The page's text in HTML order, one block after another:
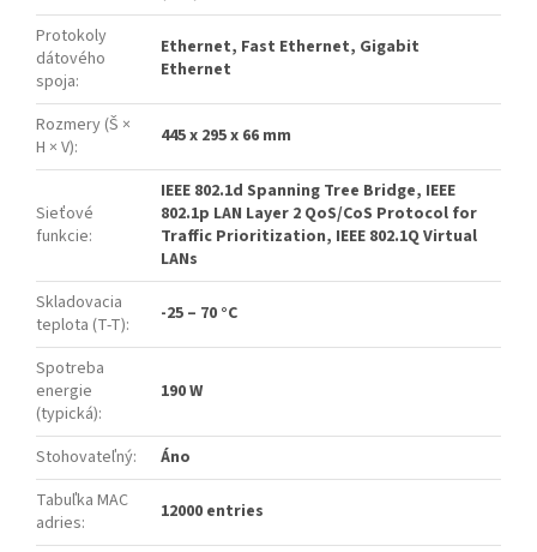
Protokoly
dátového
spoja:
Ethernet, Fast Ethernet, Gigabit
Ethernet
Rozmery (Š ×
H × V): 445 x 295 x 66 mm
Sieťové
funkcie:
IEEE 802.1d Spanning Tree Bridge, IEEE
802.1p LAN Layer 2 QoS/CoS Protocol for
Traffic Prioritization, IEEE 802.1Q Virtual
LANs
Skladovacia
teplota (T-T): -25 – 70 °C
Spotreba
energie
(typická):
190 W
Stohovateľný:
Áno
Tabuľka MAC
adries: 12000 entries